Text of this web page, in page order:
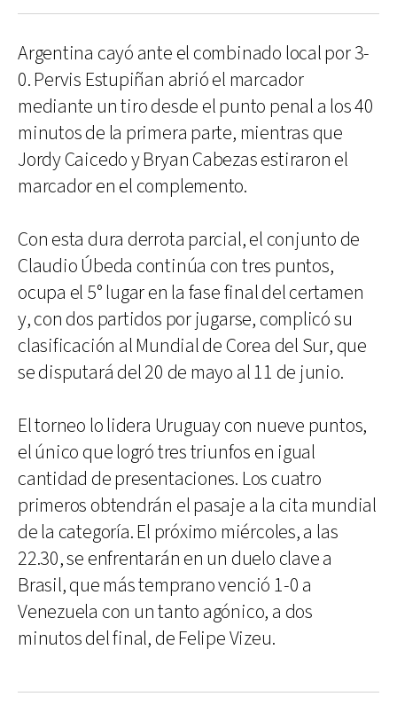
Argentina cayó ante el combinado local por 3-
0. Pervis Estupiñan abrió el marcador
mediante un tiro desde el punto penal a los 40
minutos de la primera parte, mientras que
Jordy Caicedo y Bryan Cabezas estiraron el
marcador en el complemento.
Con esta dura derrota parcial, el conjunto de
Claudio Úbeda continúa con tres puntos,
ocupa el 5° lugar en la fase final del certamen
y, con dos partidos por jugarse, complicó su
clasificación al Mundial de Corea del Sur, que
se disputará del 20 de mayo al 11 de junio.
El torneo lo lidera Uruguay con nueve puntos,
el único que logró tres triunfos en igual
cantidad de presentaciones. Los cuatro
primeros obtendrán el pasaje a la cita mundial
de la categoría. El próximo miércoles, a las
22.30, se enfrentarán en un duelo clave a
Brasil, que más temprano venció 1-0 a
Venezuela con un tanto agónico, a dos
minutos del final, de Felipe Vizeu.